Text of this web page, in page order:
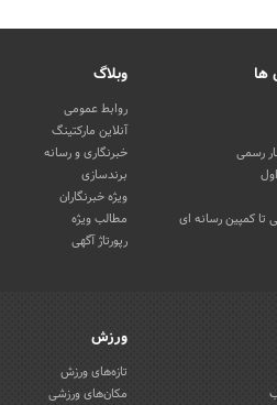
ها
رسمی
تا کمپین رسانه ای
وبلاگ
روابط عمومی
آنلاین مارکتینگ
خبرنگاری و رسانه
برندسازی
ویژه خبرنگاران
مطالب ویژه
رپورتاژ آگهی
ورزش
تازه‌های ورزش
مکان‌های ورزشی